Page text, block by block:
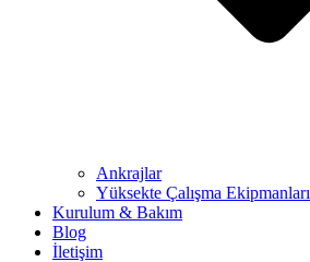
Ankrajlar
Yüksekte Çalışma Ekipmanları
Kurulum & Bakım
Blog
İletişim